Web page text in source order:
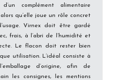
complément alimentaire
qu’elle joue un rôle concret
Virnex doit être gardé
frais, à l’abri de l’humidité et
Le flacon doit rester bien
utilisation. L’idéal consiste à
d’origine, afin de
les consignes, les mentions